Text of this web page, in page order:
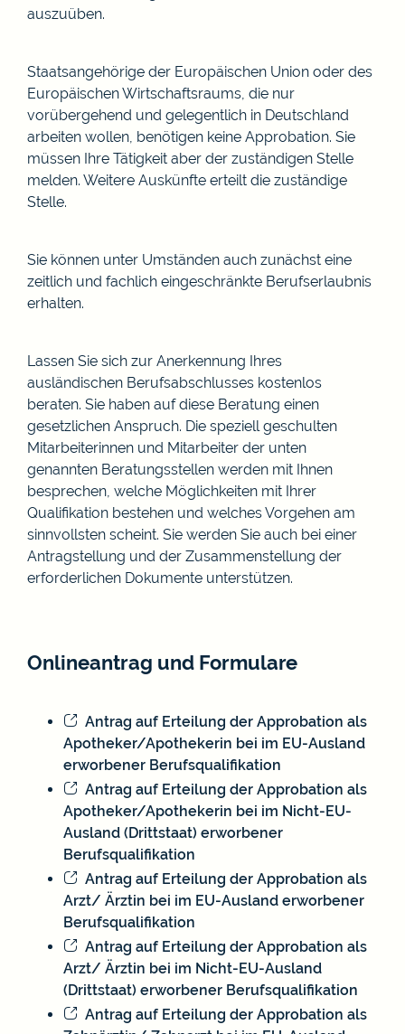
auszuüben.
Staatsangehörige der Europäischen Union oder des
Europäischen Wirtschaftsraums, die nur
vorübergehend und gelegentlich in Deutschland
arbeiten wollen, benötigen keine Approbation. Sie
müssen Ihre Tätigkeit aber der zuständigen Stelle
melden. Weitere Auskünfte erteilt die zuständige
Stelle.
Sie können unter Umständen auch zunächst eine
zeitlich und fachlich eingeschränkte Berufserlaubnis
erhalten.
Lassen Sie sich zur Anerkennung Ihres
ausländischen Berufsabschlusses kostenlos
beraten. Sie haben auf diese Beratung einen
gesetzlichen Anspruch. Die speziell geschulten
Mitarbeiterinnen und Mitarbeiter der unten
genannten Beratungsstellen werden mit Ihnen
besprechen, welche Möglichkeiten mit Ihrer
Qualifikation bestehen und welches Vorgehen am
sinnvollsten scheint. Sie werden Sie auch bei einer
Antragstellung und der Zusammenstellung der
erforderlichen Dokumente unterstützen.
Onlineantrag und Formulare
Antrag auf Erteilung der Approbation als
Apotheker/Apothekerin bei im EU-Ausland
erworbener Berufsqualifikation
Antrag auf Erteilung der Approbation als
Apotheker/Apothekerin bei im Nicht-EU-
Ausland (Drittstaat) erworbener
Berufsqualifikation
Antrag auf Erteilung der Approbation als
Arzt/ Ärztin bei im EU-Ausland erworbener
Berufsqualifikation
Antrag auf Erteilung der Approbation als
Arzt/ Ärztin bei im Nicht-EU-Ausland
(Drittstaat) erworbener Berufsqualifikation
Antrag auf Erteilung der Approbation als